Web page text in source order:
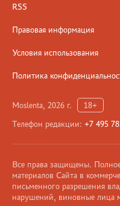
RSS
Правовая информация
Условия использования
Политика
Moslenta, 2026 г.
18+
Телефон редакции: +7 495
Все права защищены.
материалов Сайта в
письменного разрешения
нарушений, виновные лица